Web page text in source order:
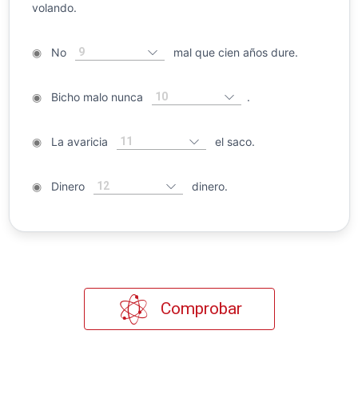
volando.
◉No 9 mal que cien años dure.
◉Bicho malo nunca 10 .
◉La avaricia 11 el saco.
◉Dinero 12 dinero.
Comprobar